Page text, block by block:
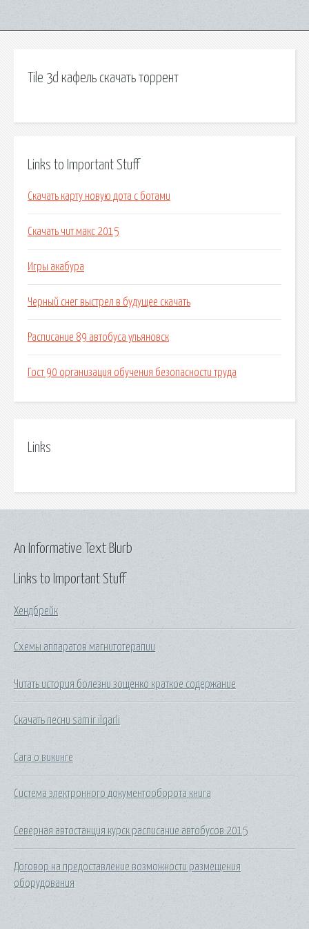
Tile 3d кафель скачать торрент
Links to Important Stuff
Скачать карту новую дота с ботами
Скачать чит макс 2015
Игры акабура
Черный снег выстрел в будущее скачать
Расписание 89 автобуса ульяновск
Гост 90 организация обучения безопасности труда
Links
Links to Important Stuff
Хендбрейк
Схемы аппаратов магнитотерапии
Читать история болезни зощенко краткое содержание
Скачать песни samir ilqarli
Сага о викинге
Система электронного документооборота книга
Северная автостанция курск расписание автобусов 2015
Договор на предоставление возможности размещения
оборудования
An Informative Text Blurb